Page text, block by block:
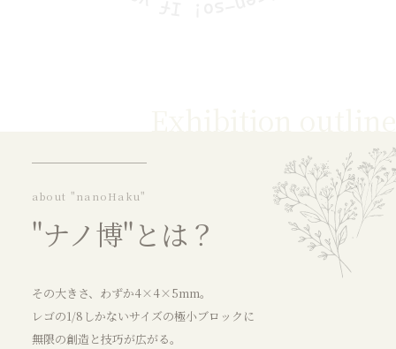
"ナノ博"とは？
about "nanoHaku"
その大きさ、わずか4×4×5mm。
レゴの1/8しかないサイズの極小ブロックに
無限の創造と技巧が広がる。